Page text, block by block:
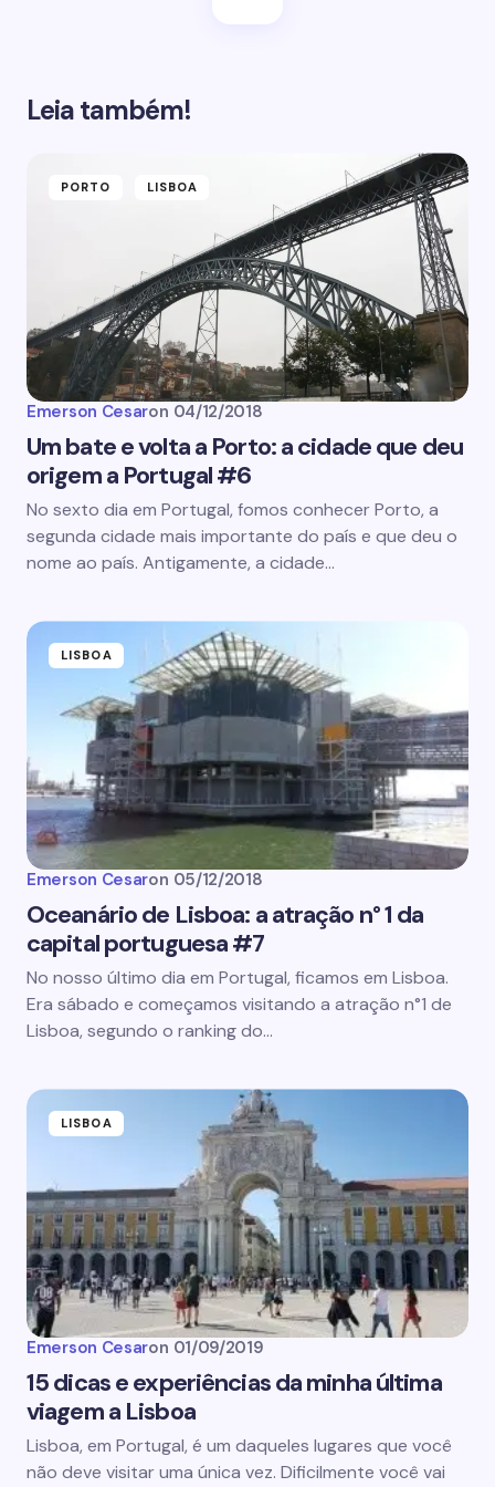
Leia também!
PORTO LISBOA
Emerson Cesaron 04/12/2018
Um bate e volta a Porto: a cidade que deu
origem a Portugal #6
No sexto dia em Portugal, fomos conhecer Porto, a
segunda cidade mais importante do país e que deu o
nome ao país. Antigamente, a cidade…
LISBOA
Emerson Cesaron 05/12/2018
Oceanário de Lisboa: a atração n° 1 da
capital portuguesa #7
No nosso último dia em Portugal, ficamos em Lisboa.
Era sábado e começamos visitando a atração n°1 de
Lisboa, segundo o ranking do…
LISBOA
Emerson Cesaron 01/09/2019
15 dicas e experiências da minha última
viagem a Lisboa
Lisboa, em Portugal, é um daqueles lugares que você
não deve visitar uma única vez. Dificilmente você vai